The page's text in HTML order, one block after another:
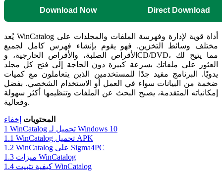
Download Now Direct Download
يُعد WinCatalog أداة قوية لإدارة وفهرسة الملفات والمجلدات على
مختلف وسائط التخزين. فهو يقوم بإنشاء فهرس كامل لجميع
الأقراص الصلبة، والأقراص الخارجية، وCD/DVD، مما يتيح لك
العثور على ملفاتك بسرعة كبيرة دون الحاجة إلى فتح كل مجلد
يدويًا. البرنامج مفيد جدًا للمستخدمين الذين يتعاملون مع كميات
ضخمة من البيانات سواء في العمل أو الاستخدام الشخصي. بفضل
إمكانياته المتقدمة، يصبح البحث عن الملفات وتنظيمها أكثر سهولة
وفعالية.
المحتويات إخفاء
1
WinCatalog تحميل لـ Windows 10
1.1
WinCatalog تحميل APK
1.2
WinCatalog على Sigma4PC
1.3
ميزات WinCatalog
1.4
كيفية تثبيت WinCatalog